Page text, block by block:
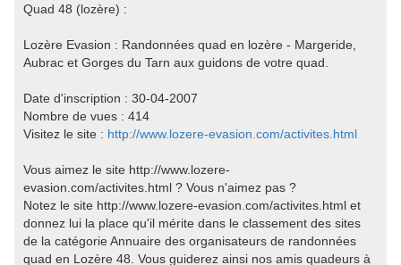
Quad 48 (lozère) :
Lozère Evasion : Randonnées quad en lozère - Margeride,
Aubrac et Gorges du Tarn aux guidons de votre quad.
Date d'inscription : 30-04-2007
Nombre de vues : 414
Visitez le site : http://www.lozere-evasion.com/activites.html
Vous aimez le site http://www.lozere-
evasion.com/activites.html ? Vous n'aimez pas ?
Notez le site http://www.lozere-evasion.com/activites.html et
donnez lui la place qu'il mérite dans le classement des sites
de la catégorie Annuaire des organisateurs de randonnées
quad en Lozère 48. Vous guiderez ainsi nos amis quadeurs à